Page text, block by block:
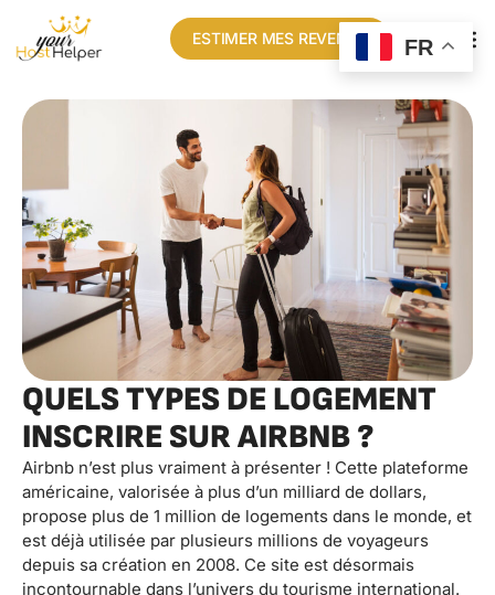
ESTIMER MES REVENUS
QUELS TYPES DE LOGEMENT
INSCRIRE SUR AIRBNB ?
Airbnb n’est plus vraiment à présenter ! Cette plateforme
américaine, valorisée à plus d’un milliard de dollars,
propose plus de 1 million de logements dans le monde, et
est déjà utilisée par plusieurs millions de voyageurs
depuis sa création en 2008. Ce site est désormais
incontournable dans l’univers du tourisme international.
FR